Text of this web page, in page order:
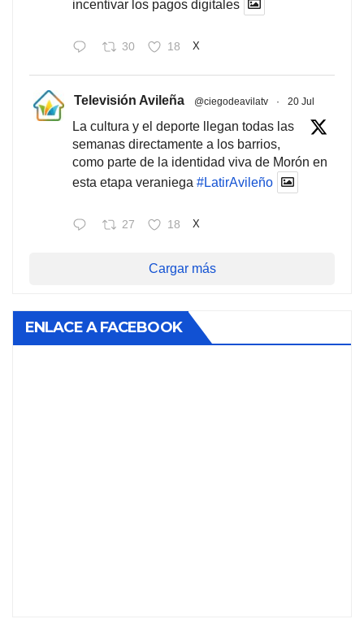
incentivar los pagos digitales
30 18 X
Televisión Avileña @ciegodeavilatv · 20 Jul
La cultura y el deporte llegan todas las
semanas directamente a los barrios,
como parte de la identidad viva de Morón en
esta etapa veraniega #LatirAvileño
27 18 X
Cargar más
ENLACE A FACEBOOK